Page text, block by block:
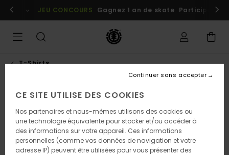
l'information
Se connecter / s'inscrire
JEU CONCOURS Gagnez 1 an de skate Participez
T-Shirts
RUPTURE DE STOCK
CE SITE UTILISE DES COOKIES
Nos partenaires et nous-mêmes utilisons des cookies ou
une technologie équivalente pour stocker et/ou accéder à
des informations sur votre appareil. Ces informations
personnelles (comme vos données de navigation et votre
adresse IP) peuvent être utilisées pour vous présenter des
Continuer sans accepter